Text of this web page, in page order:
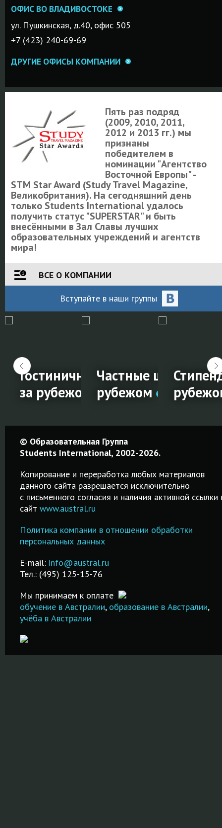
ОФИС ВО ВЛАДИВОСТОКЕ
ул. Пушкинская, д.40, офис 505
+7 (423) 240-69-69
ДРУГИЕ ОФИСЫ КОМПАНИИ
Пять раз подряд
(2009, 2010, 2011,
2012 и 2013 гг.) мы
признаны
победителем в
номинации "Агентство
Восточной Европы" -
STM Star Award (Study Travel Magazine,
Великобритания). На сегодняшний день
только Students International удалось
получить статус "SUPERSTAR" и быть
внесёнными в Зал Славы лучших
образовательных учреждений и агентств
мира!
ВСЕ О КОМПАНИИ
Вступайте в наши группы
к IELTS в
Гостиничный менеджмент
за рубежом
Гостиничный
менеджмент
за
рубежом
Обучение
менеджменту за
рубежом в
специализированных
школах и вузах!
ПОДРОБНЕЕ
Частные школы за
рубежом
Частные
школы за
рубежом
Среднее
образование в
школах-
пансионах
Австралии и др.
стран!
ПОДРОБНЕЕ
за
Удобный
документов!
© Образовательная Группа
Students International, 2002-2026.
Копирование и переработка любых материалов
данного сайта разрешается исключительно
c письменного согласия и наличия активной ссылки
сайт www.austral.ru
Политика компании в отношении обработки
персональных данных
E-mail: info@austral.ru
Тел.: (495) 125-15-76
Мы принимаем к оплате
обучение в Австралии, образование в Австралии,
учёба в Австралии